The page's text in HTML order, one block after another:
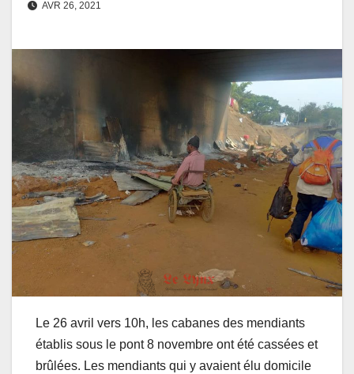
AVR 26, 2021
Le 26 avril vers 10h, les cabanes des mendiants
établis sous le pont 8 novembre ont été cassées et
brûlées. Les mendiants qui y avaient élu domicile